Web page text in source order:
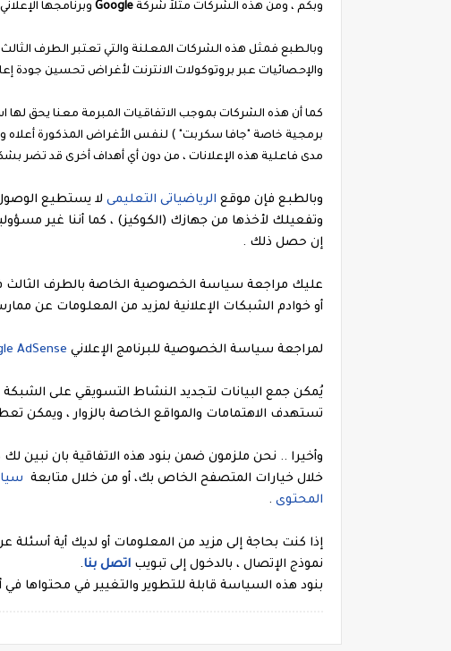
وبكم ، ومن هذه الشركات مثلاً شركة Google وبرنامجها الإعلاني
وبالطبع فمثل هذه الشركات المعلنة والتي تعتبر الطرف
والإحصائيات عبر بروتوكولات الانترنت لأغراض تحسين جودة
كما أن هذه الشركات بموجب الاتفاقيات المبرمة معنا يحق لها
برمجية خاصة "جافا سكربت" ) لنفس الأغراض المذكورة أعلاه
مدى فاعلية هذه الإعلانات ، من دون أي أهداف أخرى قد تضر
وبالطبع فإن موقع الرياضياتى التعليمى لا يستطيع
وتفعيلك لأخذها من جهازك (الكوكيز) ، كما أننا غير
إن حصل ذلك .
عليك مراجعة سياسة الخصوصية الخاصة بالطرف الثالث
أو خوادم الشبكات الإعلانية لمزيد من المعلومات عن
لمراجعة سياسة الخصوصية للبرنامج الإعلاني AdSense
يُمكن جمع البيانات لتجديد النشاط التسويقي على
تستهدف الاهتمامات والمواقع الخاصة بالزوار ، ويمكن
وأخيرا .. نحن ملزمون ضمن بنود هذه الاتفاقية بان
خلال خيارات المتصفح الخاص بك، أو من خلال متابعة
المحتوى .
إذا كنت بحاجة إلى مزيد من المعلومات أو لديك أية
نموذج الإتصال ، بالدخول إلى تبويب اتصل بنا.
بنود هذه السياسة قابلة للتطوير والتغيير في محتواها في